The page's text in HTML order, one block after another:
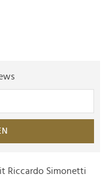
Riccardo Simonetti